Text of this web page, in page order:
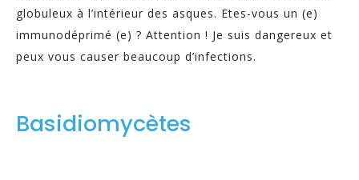
globuleux à l’intérieur des asques. Etes-vous un (e)
immunodéprimé (e) ? Attention ! Je suis dangereux et
peux vous causer beaucoup d’infections.
Basidiomycètes